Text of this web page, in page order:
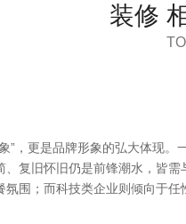
装修
”，更是品牌形象的弘大体现
复旧怀旧仍是前锋潮水，皆
围；而科技类企业则倾向于